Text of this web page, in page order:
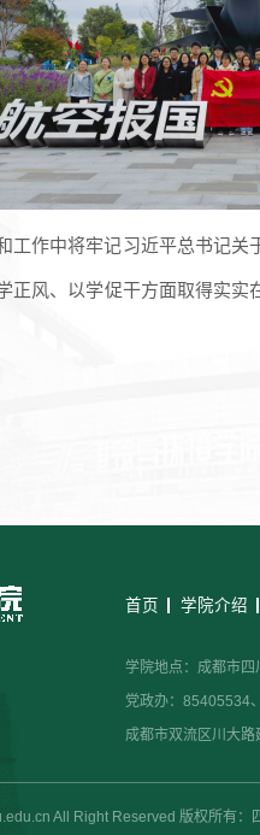
工作中将牢记习近平总书记
风、以学促干方面取得实
首页 学院介绍
学院地点：成都市四
党政办：85405534
成都市双流区川大
All Right Reserved 版权所有